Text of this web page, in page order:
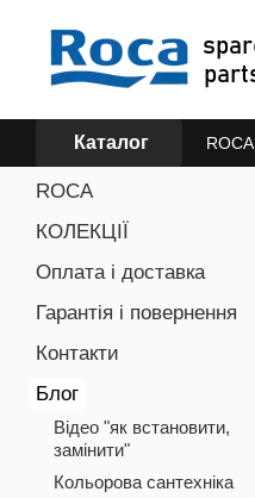
Каталог ROCA
ROCA
КОЛЕКЦІЇ
Оплата і доставка
Гарантія і повернення
Контакти
Блог
Відео "як встановити,
замінити"
Кольорова сантехніка